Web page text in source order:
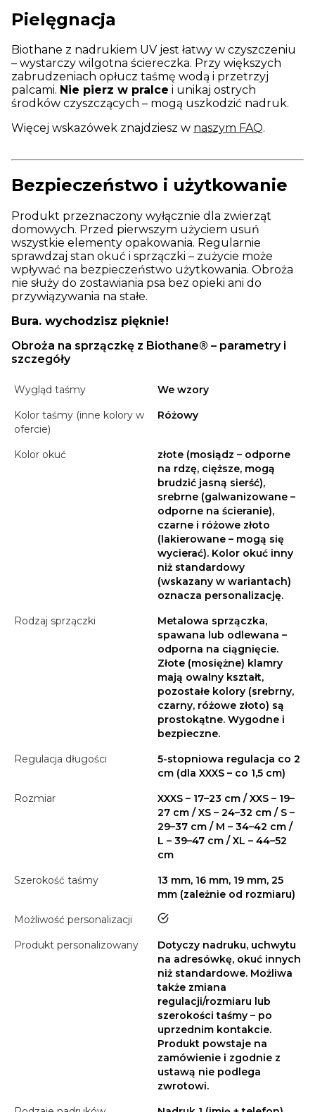
Pielęgnacja
Biothane z nadrukiem UV jest łatwy w czyszczeniu
– wystarczy wilgotna ściereczka. Przy większych
zabrudzeniach opłucz taśmę wodą i przetrzyj
palcami. Nie pierz w pralce i unikaj ostrych
środków czyszczących – mogą uszkodzić nadruk.
Więcej wskazówek znajdziesz w naszym FAQ.
Bezpieczeństwo i użytkowanie
Produkt przeznaczony wyłącznie dla zwierząt
domowych. Przed pierwszym użyciem usuń
wszystkie elementy opakowania. Regularnie
sprawdzaj stan okuć i sprzączki – zużycie może
wpływać na bezpieczeństwo użytkowania. Obroża
nie służy do zostawiania psa bez opieki ani do
przywiązywania na stałe.
Bura. wychodzisz pięknie!
Obroża na sprzączkę z Biothane® – parametry i
szczegóły
Wygląd taśmy
We wzory
Kolor taśmy (inne kolory w
ofercie)
Różowy
Kolor okuć
złote (mosiądz – odporne
na rdzę, cięższe, mogą
brudzić jasną sierść),
srebrne (galwanizowane –
odporne na ścieranie),
czarne i różowe złoto
(lakierowane – mogą się
wycierać). Kolor okuć inny
niż standardowy
(wskazany w wariantach)
oznacza personalizację.
Rodzaj sprzączki
Metalowa sprzączka,
spawana lub odlewana –
odporna na ciągnięcie.
Złote (mosiężne) klamry
mają owalny kształt,
pozostałe kolory (srebrny,
czarny, różowe złoto) są
prostokątne. Wygodne i
bezpieczne.
Regulacja długości
5-stopniowa regulacja co 2
cm (dla XXXS – co 1,5 cm)
Rozmiar
XXXS – 17–23 cm / XXS – 19–
27 cm / XS – 24–32 cm / S –
29–37 cm / M – 34–42 cm /
L – 39–47 cm / XL – 44–52
cm
Szerokość taśmy
13 mm, 16 mm, 19 mm, 25
mm (zależnie od rozmiaru)
Możliwość personalizacji
tak
Produkt personalizowany
Dotyczy nadruku, uchwytu
na adresówkę, okuć innych
niż standardowe. Możliwa
także zmiana
regulacji/rozmiaru lub
szerokości taśmy – po
uprzednim kontakcie.
Produkt powstaje na
zamówienie i zgodnie z
ustawą nie podlega
zwrotowi.